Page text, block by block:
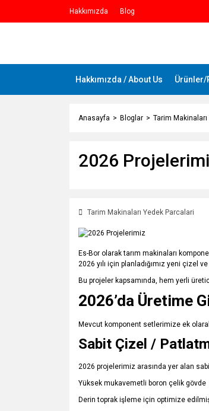
Hakkımızda Blog
Hakkımızda / About Us
Anasayfa Bloglar Tarim
2026
Tarim Makinaları Yedek Parcalari
Es-Bor olarak tarım makinaları
2026 yılı için planladığımız yeni çizel
Bu projeler kapsamında, hem yerli
2026’da Üretime
Mevcut komponent setlerimize ek
Sabit Çizel /
2026 projelerimiz arasında yer alan
Yüksek mukavemetli boron çelik gövde
Derin toprak işleme için optimize